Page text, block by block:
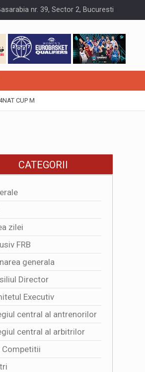
nr. 39, Sector 2, Bucuresti
CUP M
CATEGORII
zilei
FRB
generala
Director
Executiv
central al antrenorilor
central al arbitrilor
Competitii